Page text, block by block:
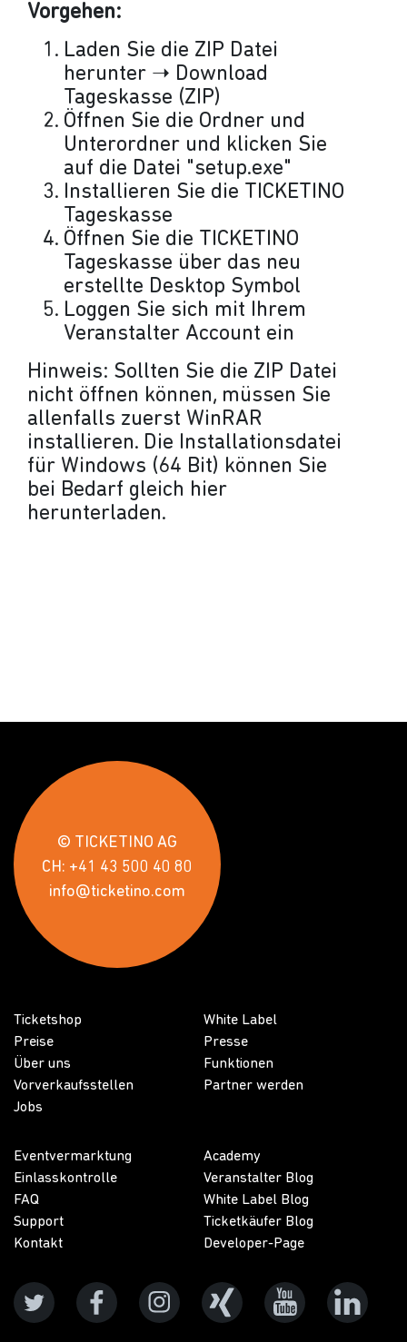
Vorgehen:
Laden Sie die ZIP Datei
herunter ➝ Download
Tageskasse (ZIP)
Öffnen Sie die Ordner und
Unterordner und klicken Sie
auf die Datei "setup.exe"
Installieren Sie die TICKETINO
Tageskasse
Öffnen Sie die TICKETINO
Tageskasse über das neu
erstellte Desktop Symbol
Loggen Sie sich mit Ihrem
Veranstalter Account ein
Hinweis: Sollten Sie die ZIP Datei
nicht öffnen können, müssen Sie
allenfalls zuerst WinRAR
installieren. Die Installationsdatei
für Windows (64 Bit) können Sie
bei Bedarf gleich hier
herunterladen.
© TICKETINO AG
CH: +41 43 500 40 80
info@ticketino.com
Ticketshop
Preise
Über uns
Vorverkaufsstellen
Jobs
White Label
Presse
Funktionen
Partner werden
Eventvermarktung
Einlasskontrolle
FAQ
Support
Kontakt
Academy
Veranstalter Blog
White Label Blog
Ticketkäufer Blog
Developer-Page